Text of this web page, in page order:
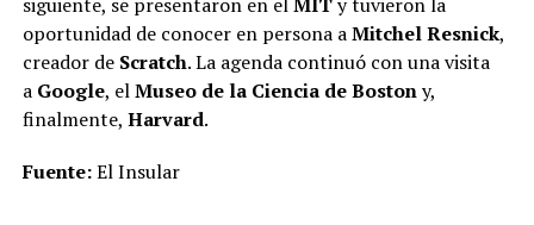
oportunidad de conocer en persona aMitchel Resnick,
creador de Scratch. La agenda continuó con una visita
a Google, elMuseo de la Ciencia de Bostony,
finalmente, Harvard.
Fuente:El Insular